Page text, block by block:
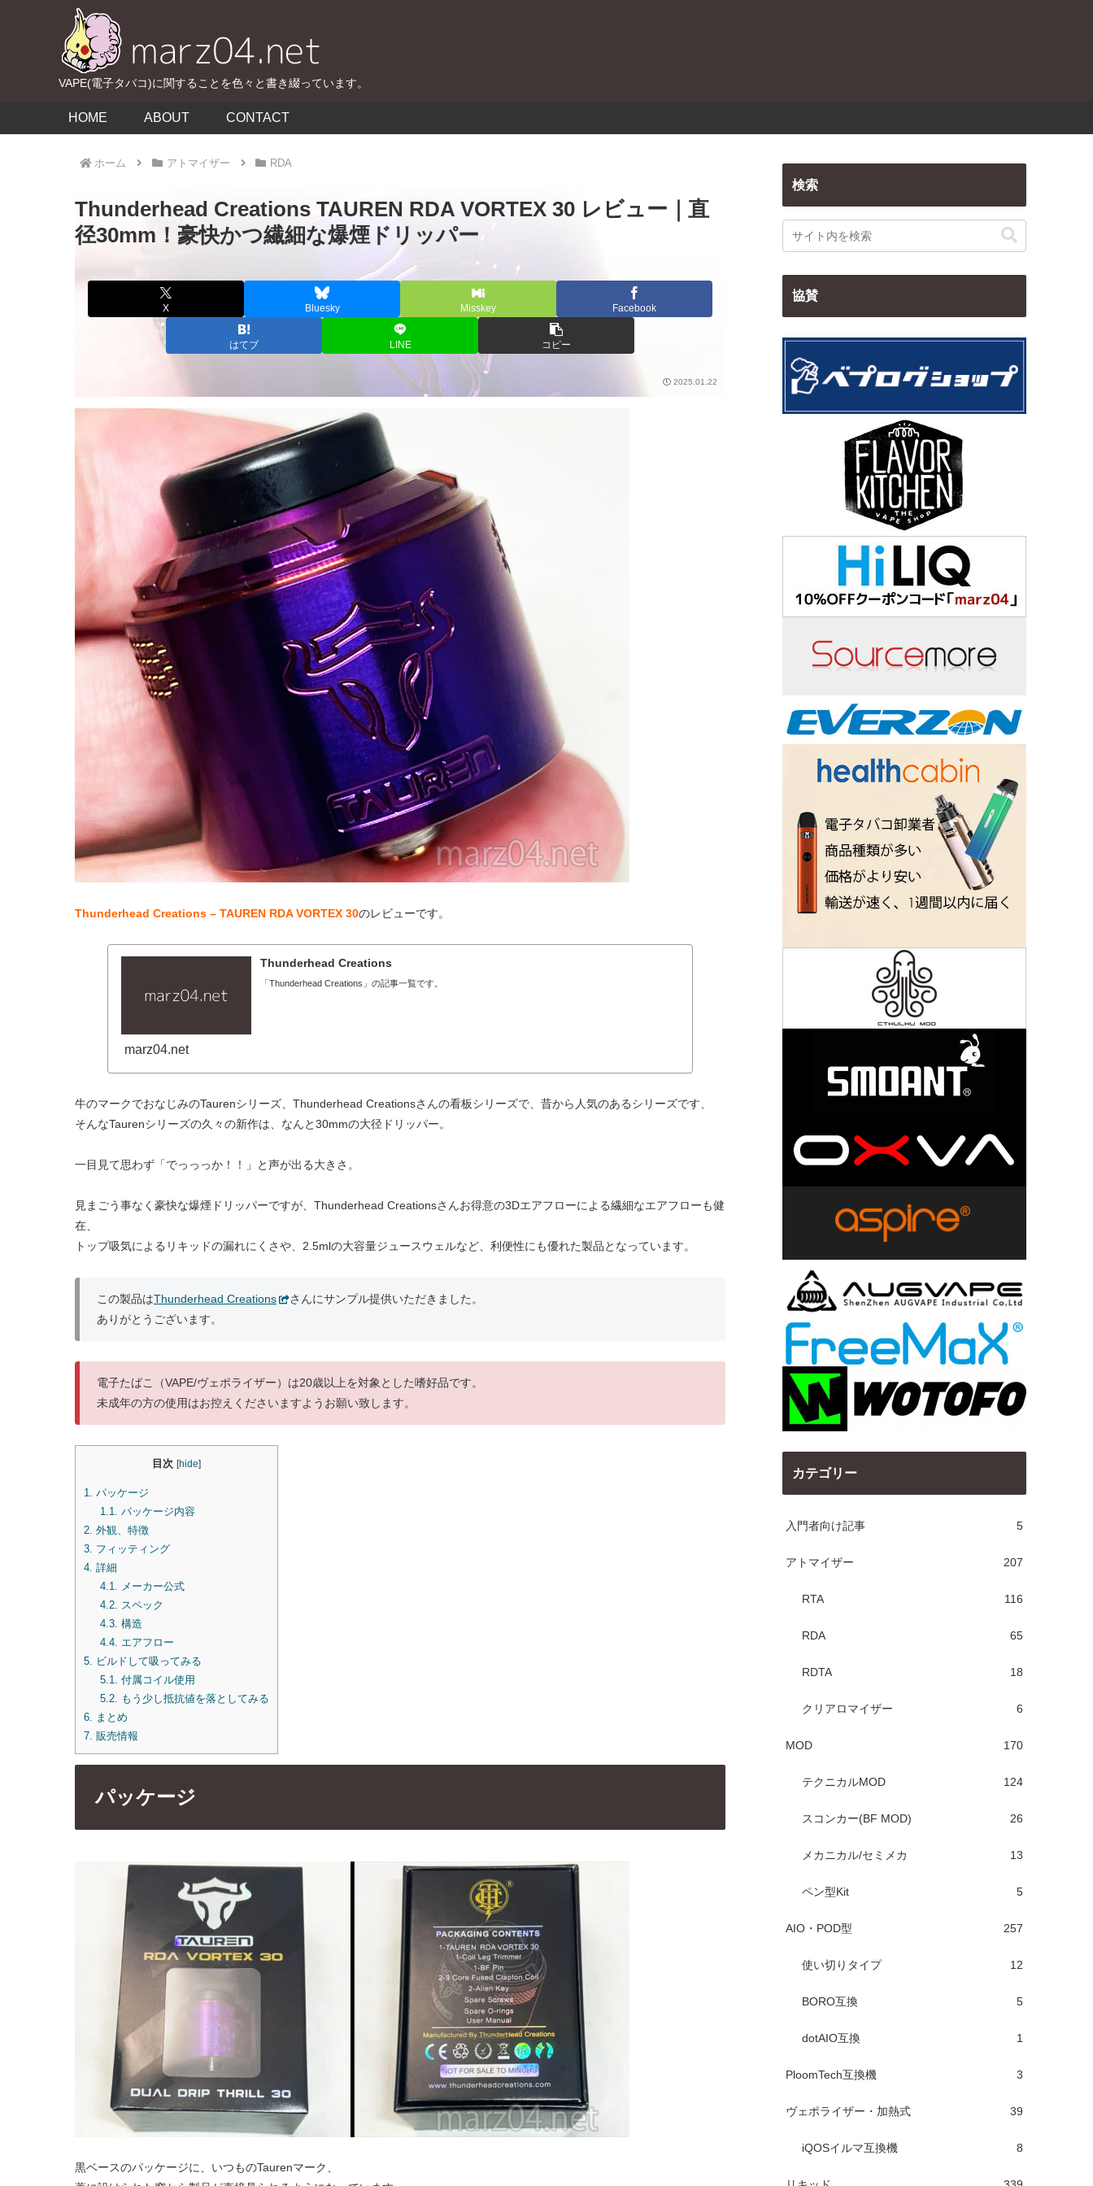
VAPE(電子タバコ)に関することを色々と書き綴っています。
HOME ABOUT CONTACT
ホーム アトマイザー RDA
Thunderhead Creations TAUREN RDA VORTEX 30 レビュー｜直
径30mm！豪快かつ繊細な爆煙ドリッパー
X Bluesky Misskey Facebook
はてブ LINE コピー
2025.01.22
Thunderhead Creations – TAUREN RDA VORTEX 30のレビューです。
Thunderhead Creations
「Thunderhead Creations」の記事一覧です。
marz04.net
牛のマークでおなじみのTaurenシリーズ、Thunderhead Creationsさんの看板シリーズで、昔から人気のあるシリーズです、
そんなTaurenシリーズの久々の新作は、なんと30mmの大径ドリッパー。
一目見て思わず「でっっっか！！」と声が出る大きさ。
見まごう事なく豪快な爆煙ドリッパーですが、Thunderhead Creationsさんお得意の3Dエアフローによる繊細なエアフローも健
在、
トップ吸気によるリキッドの漏れにくさや、2.5mlの大容量ジュースウェルなど、利便性にも優れた製品となっています。
この製品はThunderhead Creations
さんにサンプル提供いただきました。
ありがとうございます。
電子たばこ（VAPE/ヴェポライザー）は20歳以上を対象とした嗜好品です。
未成年の方の使用はお控えくださいますようお願い致します。
目次 [hide]
1. パッケージ
1.1. パッケージ内容
2. 外観、特徴
3. フィッティング
4. 詳細
4.1. メーカー公式
4.2. スペック
4.3. 構造
4.4. エアフロー
5. ビルドして吸ってみる
5.1. 付属コイル使用
5.2. もう少し抵抗値を落としてみる
6. まとめ
7. 販売情報
パッケージ
黒ベースのパッケージに、いつものTaurenマーク、
検索
協賛
カテゴリー
入門者向け記事 5
アトマイザー 207
RTA 116
RDA 65
RDTA 18
クリアロマイザー 6
MOD 170
テクニカルMOD 124
スコンカー(BF MOD) 26
メカニカル/セミメカ 13
ペン型Kit 5
AIO・POD型 257
使い切りタイプ 12
BORO互換 5
dotAIO互換 1
PloomTech互換機 3
ヴェポライザー・加熱式 39
iQOSイルマ互換機 8